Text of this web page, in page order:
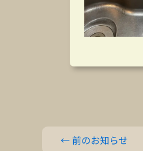
←前のお知らせ